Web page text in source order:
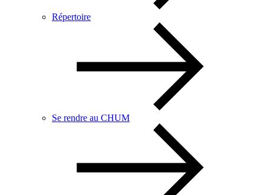
Répertoire
Se rendre au CHUM